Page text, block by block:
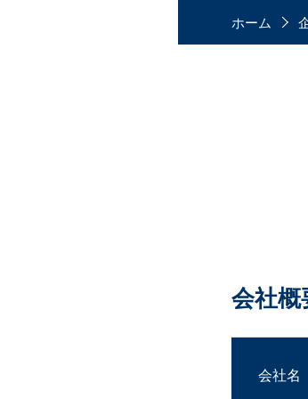
ホーム
会社
会社名